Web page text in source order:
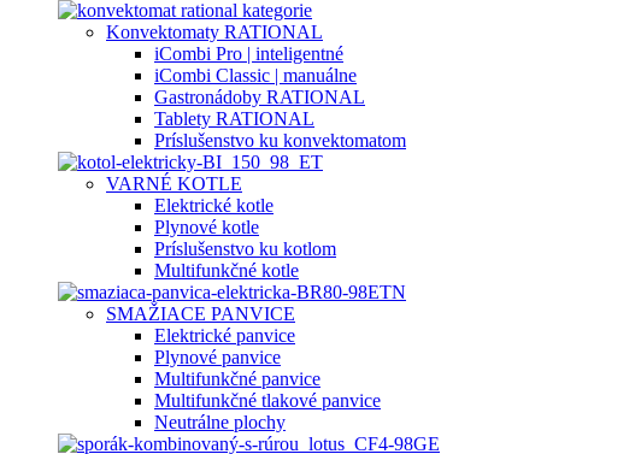
Konvektomaty RATIONAL
iCombi Pro | inteligentné
iCombi Classic | manuálne
Gastronádoby RATIONAL
Tablety RATIONAL
Príslušenstvo ku konvektomatom
VARNÉ KOTLE
Elektrické kotle
Plynové kotle
Príslušenstvo ku kotlom
Multifunkčné kotle
SMAŽIACE PANVICE
Elektrické panvice
Plynové panvice
Multifunkčné panvice
Multifunkčné tlakové panvice
Neutrálne plochy